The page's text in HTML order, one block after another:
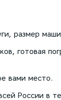
размер
готовая
вами место.
России в